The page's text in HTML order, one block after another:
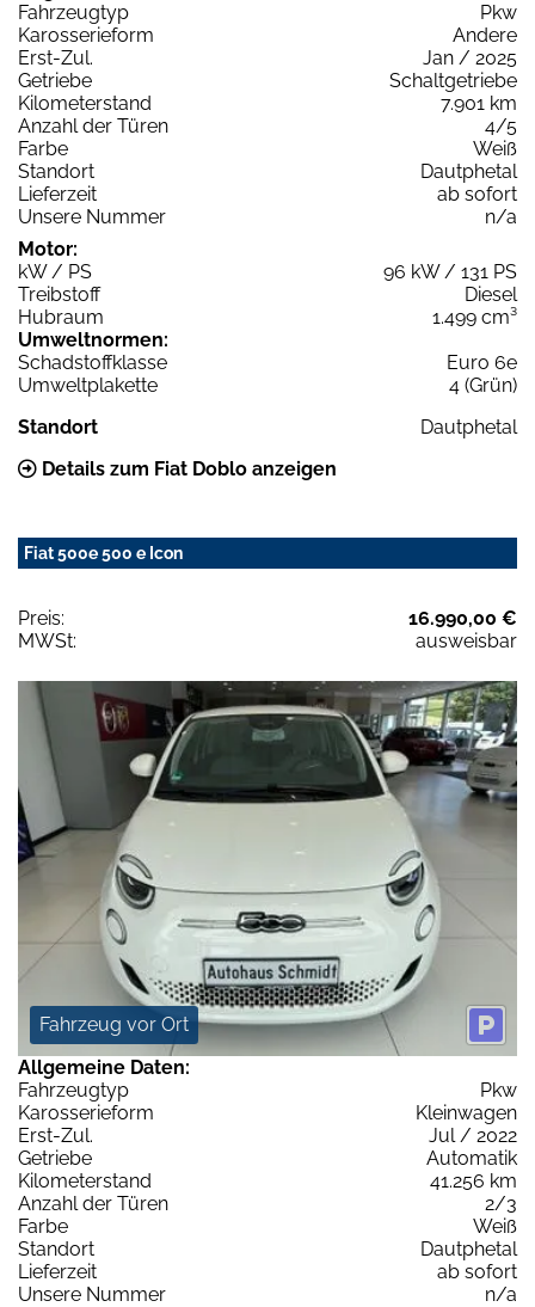
Fahrzeugtyp
Pkw
Karosserieform
Andere
Erst-Zul.
Jan / 2025
Getriebe
Schaltgetriebe
Kilometerstand
7.901 km
Anzahl der Türen
4/5
Farbe
Weiß
Standort
Dautphetal
Lieferzeit
ab sofort
Unsere Nummer
n/a
Motor:
kW / PS
96 kW / 131 PS
Treibstoff
Diesel
Hubraum
1.499 cm³
Umweltnormen:
Schadstoffklasse
Euro 6e
Umweltplakette
4 (Grün)
Standort
Dautphetal
Details zum Fiat Doblo anzeigen
Fiat 500e 500 e Icon
Preis:
16.990,00 €
MWSt:
ausweisbar
Fahrzeug vor Ort
Allgemeine Daten:
Fahrzeugtyp
Pkw
Karosserieform
Kleinwagen
Erst-Zul.
Jul / 2022
Getriebe
Automatik
Kilometerstand
41.256 km
Anzahl der Türen
2/3
Farbe
Weiß
Standort
Dautphetal
Lieferzeit
ab sofort
Unsere Nummer
n/a